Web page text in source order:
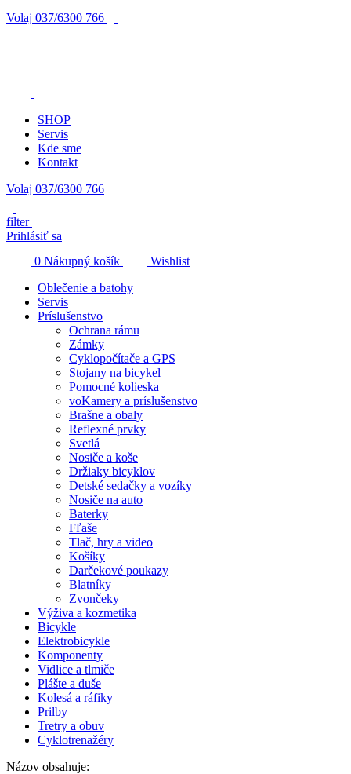
Volaj 037/6300 766
SHOP
Servis
Kde sme
Kontakt
Volaj 037/6300 766
filter
Prihlásiť sa
0 Nákupný košík
Wishlist
Oblečenie a batohy
Servis
Príslušenstvo
Ochrana rámu
Zámky
Cyklopočítače a GPS
Stojany na bicykel
Pomocné kolieska
voKamery a príslušenstvo
Brašne a obaly
Reflexné prvky
Svetlá
Nosiče a koše
Držiaky bicyklov
Detské sedačky a vozíky
Nosiče na auto
Baterky
Fľaše
Tlač, hry a video
Košíky
Darčekové poukazy
Blatníky
Zvončeky
Výživa a kozmetika
Bicykle
Elektrobicykle
Komponenty
Vidlice a tlmiče
Plášte a duše
Kolesá a ráfiky
Prilby
Tretry a obuv
Cyklotrenažéry
Názov obsahuje: